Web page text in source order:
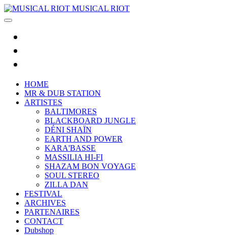
MUSICAL RIOT
HOME
MR & DUB STATION
ARTISTES
BALTIMORES
BLACKBOARD JUNGLE
DÉNI SHAÏN
EARTH AND POWER
KARA'BASSE
MASSILIA HI-FI
SHAZAM BON VOYAGE
SOUL STEREO
ZILLA DAN
FESTIVAL
ARCHIVES
PARTENAIRES
CONTACT
Dubshop